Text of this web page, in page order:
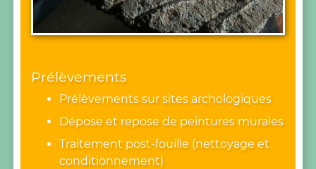
Prélèvements
Prélèvements sur sites archologiques
Dépose et repose de peintures murales
Traitement post-fouille (nettoyage et
conditionnement)